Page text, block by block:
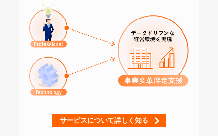
サービスについて詳しく知る